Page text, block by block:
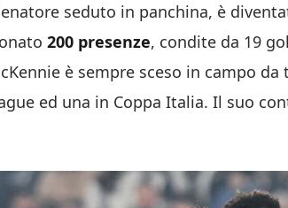
seduto in panchina, è
200 presenze, condite da 19
è sempre sceso in campo
ed una in Coppa Italia. Il suo